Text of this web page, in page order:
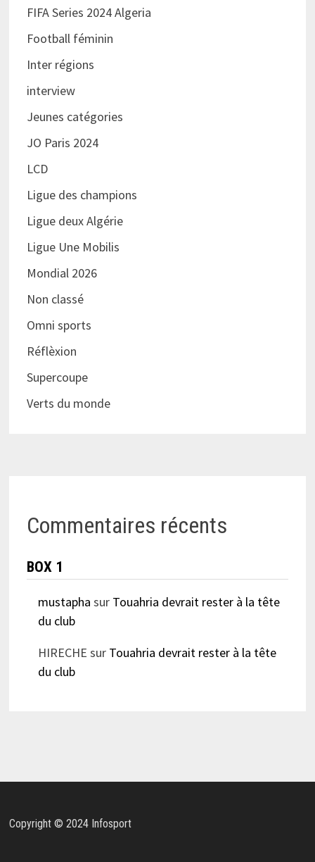
FIFA Series 2024 Algeria
Football féminin
Inter régions
interview
Jeunes catégories
JO Paris 2024
LCD
Ligue des champions
Ligue deux Algérie
Ligue Une Mobilis
Mondial 2026
Non classé
Omni sports
Réflèxion
Supercoupe
Verts du monde
Commentaires récents
BOX 1
mustapha sur Touahria devrait rester à la tête
du club
HIRECHE sur Touahria devrait rester à la tête
du club
Copyright © 2024 Infosport